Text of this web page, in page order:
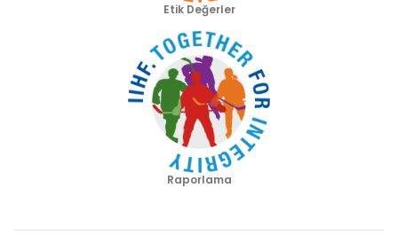
Etik Değerler
Raporlama